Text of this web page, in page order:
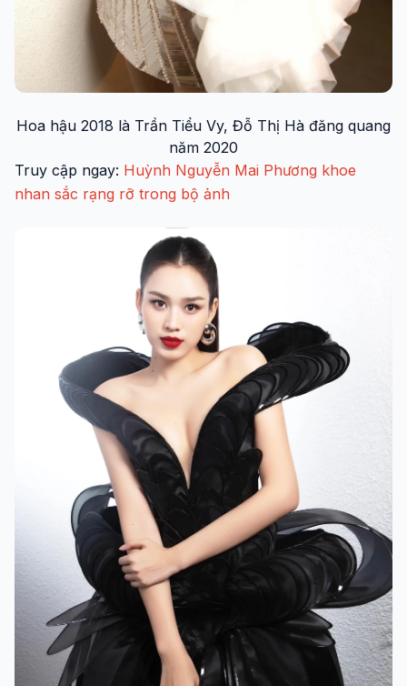
Hoa hậu 2018 là Trần Tiểu Vy, Đỗ Thị Hà đăng quang
năm 2020
Truy cập ngay: Huỳnh Nguyễn Mai Phương khoe
nhan sắc rạng rỡ trong bộ ảnh